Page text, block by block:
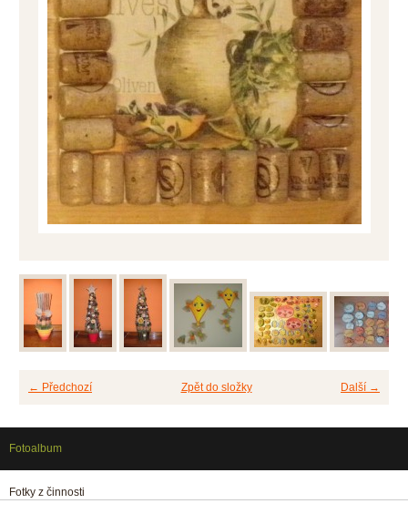
← Předchozí Další →
Zpět do složky
Fotoalbum
Fotky z činnosti